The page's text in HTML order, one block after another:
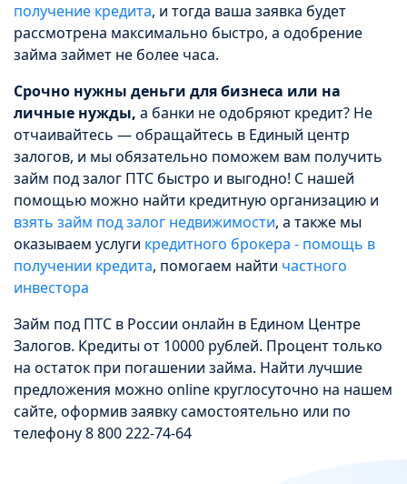
получение кредита, и тогда ваша заявка будет
рассмотрена максимально быстро, а одобрение
займа займет не более часа.
Срочно нужны деньги для бизнеса или на
личные нужды, а банки не одобряют кредит? Не
отчаивайтесь — обращайтесь в Единый центр
залогов, и мы обязательно поможем вам получить
займ под залог ПТС быстро и выгодно! С нашей
помощью можно найти кредитную организацию и
взять займ под залог недвижимости, а также мы
оказываем услуги кредитного брокера - помощь в
получении кредита, помогаем найти частного
инвестора
Займ под ПТС в России онлайн в Едином Центре
Залогов. Кредиты от 10000 рублей. Процент только
на остаток при погашении займа. Найти лучшие
предложения можно online круглосуточно на нашем
сайте, оформив заявку самостоятельно или по
телефону 8 800 222-74-64